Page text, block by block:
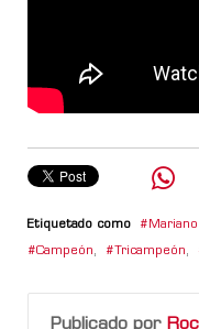
Etiquetado como
Campeón, Tricampeón,
Publicado por